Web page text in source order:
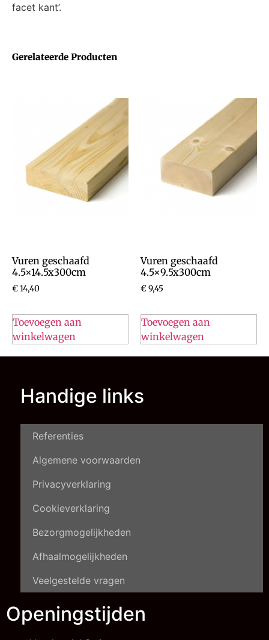
Gerelateerde Producten
Vuren geschaafd
4.5×14.5x300cm
€14,40
Toevoegen aan
winkelwagen
Vuren geschaafd
4.5×9.5x300cm
€9,45
Toevoegen aan
winkelwagen
facet kant’.
Handige links
Referenties
Algemene voorwaarden
Privacyverklaring
Cookieverklaring
Bezorgmogelijkheden
Afhaalmogelijkheden
Veelgestelde vragen
Openingstijden